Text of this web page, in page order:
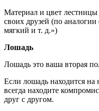
Материал и цвет лестницы
своих друзей (по
мягкий и т. д.»)
Лошадь
Лошадь это ваша вторая
Если лошадь находится на
всегда находите
друг с другом.